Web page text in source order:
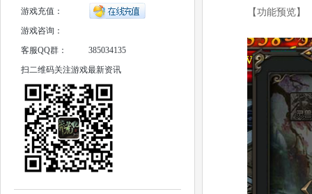
游戏充值：
游戏咨询：
客服QQ群：
385034135
扫二维码关注游戏最新资讯
【功能预览】